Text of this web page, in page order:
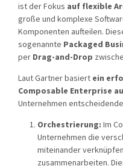
ist der Fokus auf flexible
große und komplexe
Komponenten aufteilen.
sogenannte Packaged
per Drag-and-Drop
Laut Gartner basiert ein
Composable Enterprise
Unternehmen
Orchestrierung: Im
Unternehmen die
miteinander
zusammenarbeiten.